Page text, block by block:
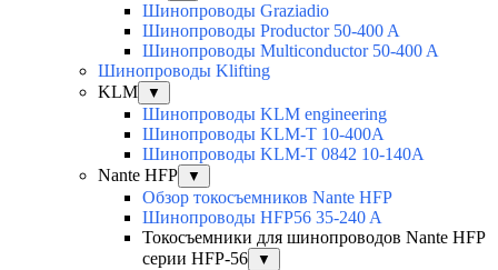
Шинопроводы Graziadio
Шинопроводы Productor 50-400 A
Шинопроводы Multiconductor 50-400 A
Шинопроводы Klifting
KLM
▼
Шинопроводы KLM engineering
Шинопроводы KLM-T 10-400A
Шинопроводы KLM-T 0842 10-140A
Nante HFP
▼
Обзор токосъемников Nante HFP
Шинопроводы HFP56 35-240 A
Токосъемники для шинопроводов Nante HFP
серии HFP-56
▼